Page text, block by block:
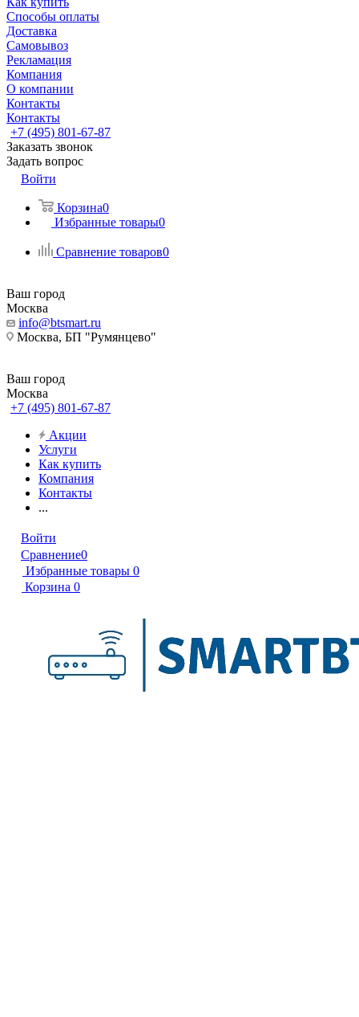
Способы оплаты
Доставка
Самовывоз
Рекламация
Компания
О компании
Контакты
Контакты
+7 (495) 801-67-87
Заказать звонок
Задать вопрос
Войти
Корзина0
Избранные товары0
Сравнение товаров0
Ваш город
Москва
info@btsmart.ru
Москва, БП "Румянцево"
Ваш город
Москва
+7 (495) 801-67-87
Акции
Услуги
Как купить
Компания
Контакты
...
Войти
Сравнение0
Избранные товары 0
Корзина 0